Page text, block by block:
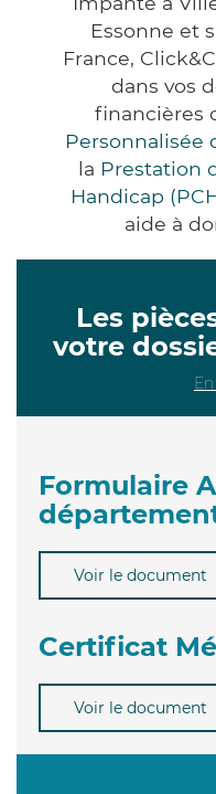
Essonne et
France,
dans vos
financières
Personnalisée
la Prestation
Handicap
aide à
Les
votre
Formulaire
Voir le document
Certificat
Voir le document